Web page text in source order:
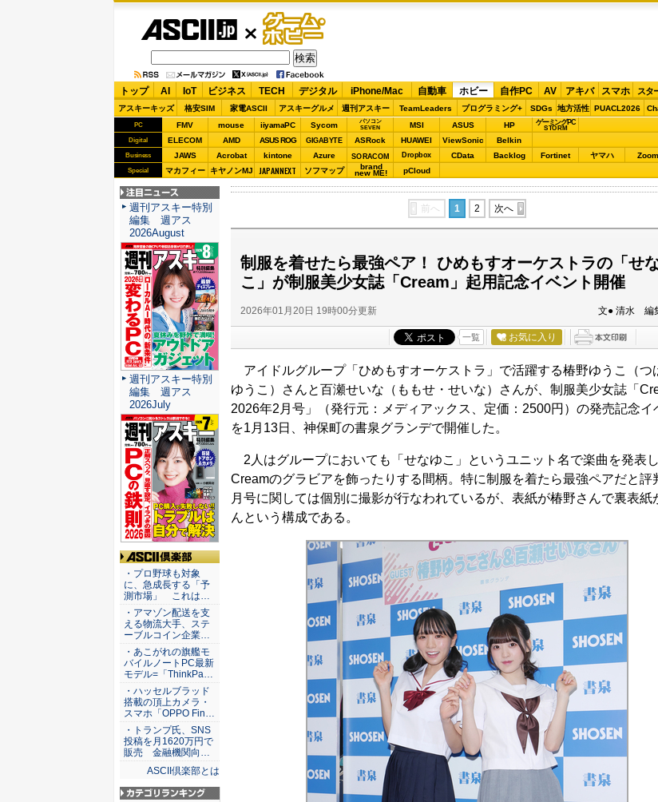
ゲーム・
ホビー
トップ AI IoT ビジネス TECH デジタル iPhone/Mac 自動車 ホビー 自作PC AV アキバ スマホ スタ
アスキーキッズ 格安SIM 家電ASCII アスキーグルメ 週刊アスキー TeamLeaders プログラミング+ SDGs 地方活性 PUACL2026
PC FMV mouse iiyamaPC Sycom
パソコン
SEVEN
MSI ASUS HP ゲーミングPC
STORM
Digital ELECOM AMD ASUS ROG GIGABYTE ASRock HUAWEI ViewSonic Belkin
Business JAWS Acrobat kintone Azure SORACOM Dropbox CData Backlog Fortinet ヤマハ Zoom
Special マカフィー キヤノンMJ JAPANNEXT ソフマップ brand
new ME! pCloud
前へ 1 2 次へ
制服を着せたら最強ペア！ ひめもすオーケストラの「せ
こ」が制服美少女誌「Cream」起用記念イベント開催
2026年01月20日 19時00分更新 文● 清水 編
一覧 お気に入り
アイドルグループ「ひめもすオーケストラ」で活躍する椿野ゆうこ（つ
ゆうこ）さんと百瀬せいな（ももせ・せいな）さんが、制服美少女誌「
2026年2月号」（発行元：メディアックス、定価：2500円）の発売記念イ
を1月13日、神保町の書泉グランデで開催した。
2人はグループにおいても「せなゆこ」というユニット名で楽曲を発表し
Creamのグラビアを飾ったりする間柄。特に制服を着たら最強ペアだと評
月号に関しては個別に撮影が行なわれているが、表紙が椿野さんで裏表紙
んという構成である。
注目ニュース
週刊アスキー特別
編集 週アス
2026August
週刊アスキー特別
編集 週アス
2026July
ASCII倶楽部
・プロ野球も対象
に、急成長する「予
測市場」 これは…
・アマゾン配送を支
える物流大手、ステ
ーブルコイン企業…
・あこがれの旗艦モ
バイルノートPC最新
モデル=「ThinkPa…
・ハッセルブラッド
搭載の頂上カメラ・
スマホ「OPPO Fin…
・トランプ氏、SNS
投稿を月1620万円で
販売 金融機関向…
ASCII倶楽部とは